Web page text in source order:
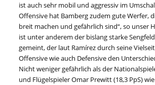
ist auch sehr mobil und aggressiv im
Offensive hat Bamberg zudem gute Werfer,
breit machen und gefährlich sind“, so unser
ist unter anderem der bislang starke
gemeint, der laut Ramírez durch seine
Offensive wie auch Defensive den
Nicht weniger gefährlich als der
und Flügelspieler Omar Prewitt (18,3 PpS)